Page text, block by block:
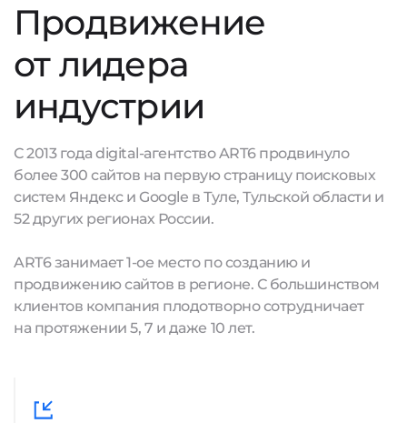
Продвижение
от лидера
индустрии
С 2013 года digital-агентство ART6 продвинуло
более 300 сайтов на первую страницу поисковых
систем Яндекс и Google в Туле, Тульской области и
52 других регионах России.
ART6 занимает 1-ое место по созданию и
продвижению сайтов в регионе. С большинством
клиентов компания плодотворно сотрудничает
на протяжении 5, 7 и даже 10 лет.